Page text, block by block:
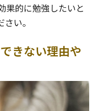
果的に勉強したいと
い。
きない理由や